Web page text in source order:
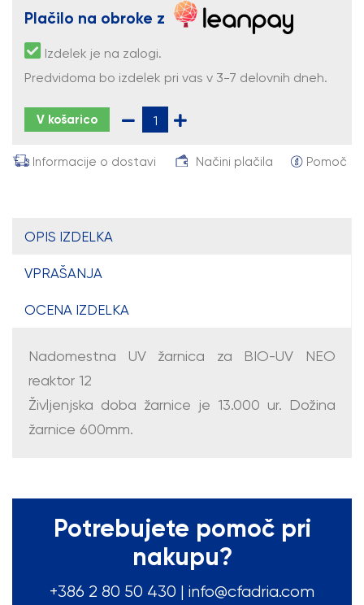
Plačilo na obroke z
Izdelek je na zalogi.
Predvidoma bo izdelek pri vas v 3-7 delovnih dneh.
V košarico
Informacije o dostavi Načini plačila Pomoč
OPIS IZDELKA
VPRAŠANJA
OCENA IZDELKA
Nadomestna UV žarnica za BIO-UV NEO
reaktor 12
Življenjska doba žarnice je 13.000 ur. Dožina
žarnice 600mm.
Potrebujete pomoč pri
nakupu?
+386 2 80 50 430 | info@cfadria.com